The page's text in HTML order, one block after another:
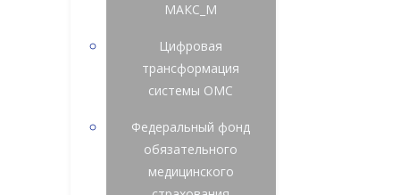
МАКС_М
Цифровая
трансформация
системы ОМС
Федеральный фонд
обязательного
медицинского